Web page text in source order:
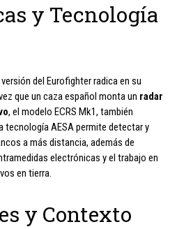
y Tecnología
del Eurofighter radica en su
que un caza español monta un radar
, el modelo ECRS Mk1, también
tecnología AESA permite detectar y
a más distancia, además de
electrónicas y el trabajo en
en tierra.
y Contexto